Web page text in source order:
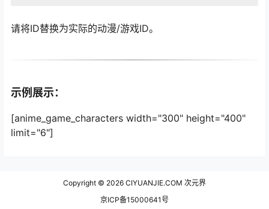
请将ID替换为实际的动漫/游戏ID。
示例展示：
[anime_game_characters width="300" height="400"
limit="6"]
Copyright © 2026 CIYUANJIE.COM 次元界
京ICP备15000641号